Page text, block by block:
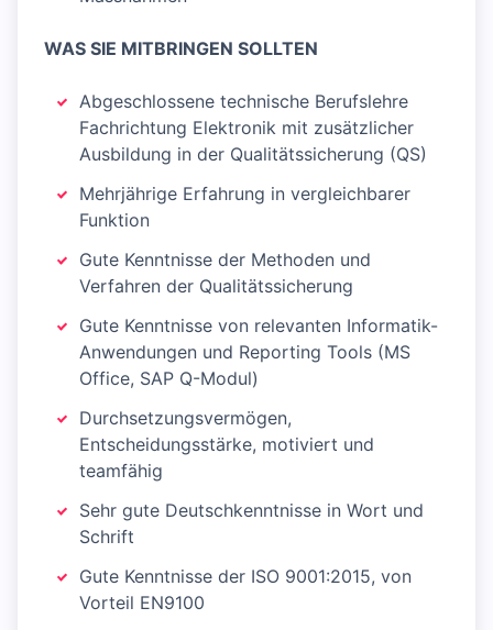
WAS SIE MITBRINGEN SOLLTEN
Abgeschlossene technische Berufslehre
Fachrichtung Elektronik mit zusätzlicher
Ausbildung in der Qualitätssicherung (QS)
Mehrjährige Erfahrung in vergleichbarer
Funktion
Gute Kenntnisse der Methoden und
Verfahren der Qualitätssicherung
Gute Kenntnisse von relevanten Informatik-
Anwendungen und Reporting Tools (MS
Office, SAP Q-Modul)
Durchsetzungsvermögen,
Entscheidungsstärke, motiviert und
teamfähig
Sehr gute Deutschkenntnisse in Wort und
Schrift
Gute Kenntnisse der ISO 9001:2015, von
Vorteil EN9100